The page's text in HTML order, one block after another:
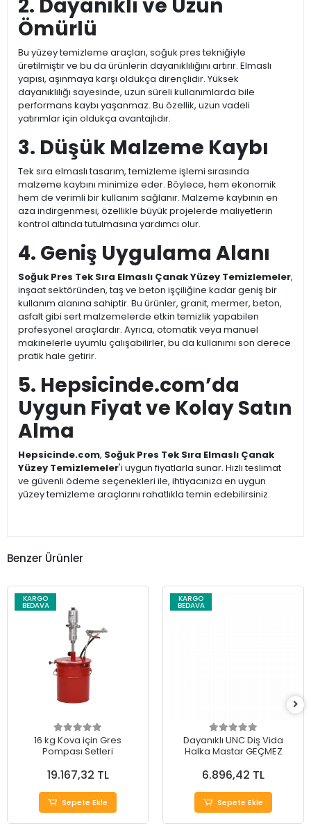
2. Dayanıklı ve Uzun
Ömürlü
Bu yüzey temizleme araçları, soğuk pres tekniğiyle
üretilmiştir ve bu da ürünlerin dayanıklılığını artırır. Elmaslı
yapısı, aşınmaya karşı oldukça dirençlidir. Yüksek
dayanıklılığı sayesinde, uzun süreli kullanımlarda bile
performans kaybı yaşanmaz. Bu özellik, uzun vadeli
yatırımlar için oldukça avantajlıdır.
3. Düşük Malzeme Kaybı
Tek sıra elmaslı tasarım, temizleme işlemi sırasında
malzeme kaybını minimize eder. Böylece, hem ekonomik
hem de verimli bir kullanım sağlanır. Malzeme kaybının en
aza indirgenmesi, özellikle büyük projelerde maliyetlerin
kontrol altında tutulmasına yardımcı olur.
4. Geniş Uygulama Alanı
Soğuk Pres Tek Sıra Elmaslı Çanak Yüzey Temizlemeler,
inşaat sektöründen, taş ve beton işçiliğine kadar geniş bir
kullanım alanına sahiptir. Bu ürünler, granit, mermer, beton,
asfalt gibi sert malzemelerde etkin temizlik yapabilen
profesyonel araçlardır. Ayrıca, otomatik veya manuel
makinelerle uyumlu çalışabilirler, bu da kullanımı son derece
pratik hale getirir.
5. Hepsicinde.com’da
Uygun Fiyat ve Kolay Satın
Alma
Hepsicinde.com, Soğuk Pres Tek Sıra Elmaslı Çanak
Yüzey Temizlemeler'i uygun fiyatlarla sunar. Hızlı teslimat
ve güvenli ödeme seçenekleri ile, ihtiyacınıza en uygun
yüzey temizleme araçlarını rahatlıkla temin edebilirsiniz.
Benzer Ürünler
KARGO
BEDAVA
16 kg Kova için Gres
Pompası Setleri
19.167,32 TL
Sepete Ekle
KARGO
BEDAVA
Dayanıklı UNC Diş Vida
Halka Mastar GEÇMEZ
6.896,42 TL
Sepete Ekle